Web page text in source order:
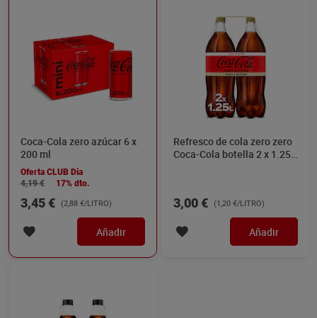
Coca-Cola zero azúcar 6 x
200 ml
Oferta CLUB Dia
4,19 €
17% dto.
3,45 € (2,88 €/LITRO)
Añadir
Refresco de cola zero zero
Coca-Cola botella 2 x 1.25
3,00 € (1,20 €/LITRO)
Añadir